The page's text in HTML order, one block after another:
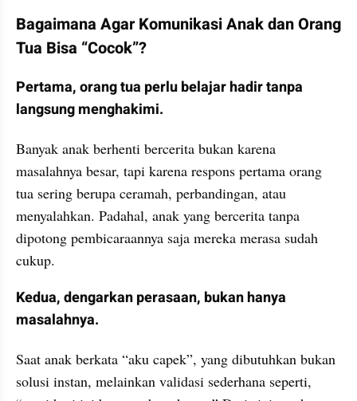
Bagaimana Agar Komunikasi Anak dan Orang
Tua Bisa “Cocok”?
Pertama, orang tua perlu belajar hadir tanpa
langsung menghakimi.
Banyak anak berhenti bercerita bukan karena
masalahnya besar, tapi karena respons pertama orang
tua sering berupa ceramah, perbandingan, atau
menyalahkan. Padahal, anak yang bercerita tanpa
dipotong pembicaraannya saja mereka merasa sudah
cukup.
Kedua, dengarkan perasaan, bukan hanya
masalahnya.
Saat anak berkata “aku capek”, yang dibutuhkan bukan
solusi instan, melainkan validasi sederhana seperti,